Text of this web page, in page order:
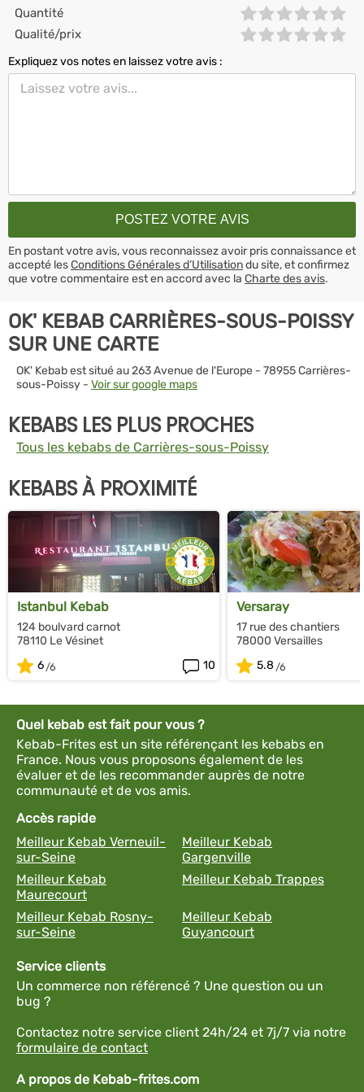
Quantité
Qualité/prix
Expliquez vos notes en laissez votre avis :
En postant votre avis, vous reconnaissez avoir pris connaissance et
accepté lesConditions Générales d’Utilisationdu site, et confirmez
que votre commentaire est en accord avec la Charte des avis.
OK' KEBAB CARRIÈRES-SOUS-POISSY
SUR UNE CARTE
OK' Kebab est situé au 263 Avenue de l'Europe - 78955 Carrières-
sous-Poissy - Voir sur google maps
KEBABS LES PLUS PROCHES
Tous les kebabs de Carrières-sous-Poissy
KEBABS À PROXIMITÉ
Istanbul Kebab
124 boulvard carnot
78110 Le Vésinet
6
10
Versaray
17 rue des chantiers
78000 Versailles
5.8
Quel kebab est fait pour vous ?
Kebab-Frites est un site référençant les kebabs en
France. Nous vous proposons également de les
évaluer et de les recommander auprès de notre
communauté et de vos amis.
Accès rapide
Meilleur Kebab Verneuil-
sur-Seine
Meilleur Kebab
Gargenville
Meilleur Kebab
Maurecourt
Meilleur Kebab Trappes
Meilleur Kebab Rosny-
sur-Seine
Meilleur Kebab
Guyancourt
Service clients
Un commerce non référencé ? Une question ou un
bug ?
Contactez notre service client 24h/24 et 7j/7 via notre
formulaire de contact
A propos de Kebab-frites.com